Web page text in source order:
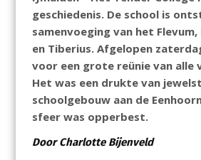
e
b
o
o
k
at
s
A
p
p
k
e
dI
n
ai
l
geschiedenis. De school is
samenvoeging van het
en Tiberius. Afgelopen
voor een grote reünie van alle
Het was een drukte van
schoolgebouw aan de
sfeer was opperbest.
Door Charlotte Bijenveld